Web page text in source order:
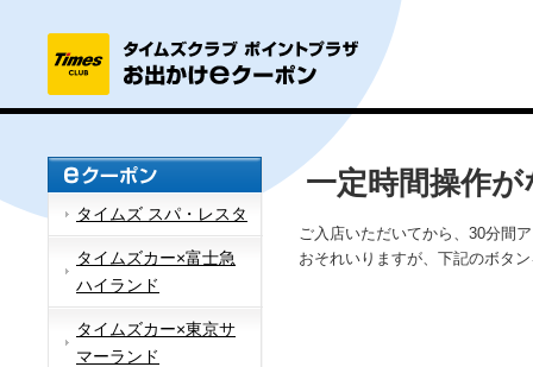
タイムズ スパ・レスタ
タイムズカー×富士急
ハイランド
タイムズカー×東京サ
マーランド
一定時間操作
ご入店いただいてから、30分間
おそれいりますが、下記のボタ